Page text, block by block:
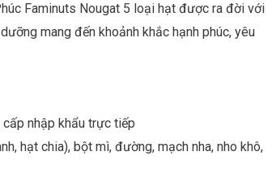
Faminuts Nougat 5 loại hạt được ra đời với
mang đến khoảnh khắc hạnh phúc, yêu
nhập khẩu trực tiếp
hạt chia), bột mì, đường, mạch nha, nho khô,